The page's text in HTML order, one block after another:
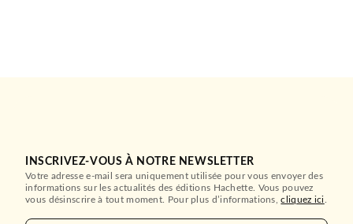
INSCRIVEZ-VOUS À NOTRE NEWSLETTER
Votre adresse e-mail sera uniquement utilisée pour vous envoyer des
informations sur les actualités des éditions Hachette. Vous pouvez
vous désinscrire à tout moment. Pour plus d’informations,cliquez ici